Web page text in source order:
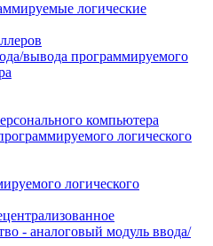
логические
вывода программируемого
компьютера
логического
логического
- аналоговый модуль ввода/